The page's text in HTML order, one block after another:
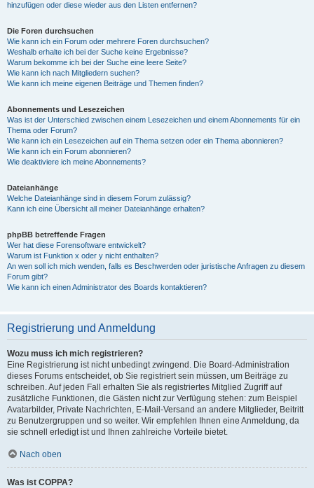
hinzufügen oder diese wieder aus den Listen entfernen?
Die Foren durchsuchen
Wie kann ich ein Forum oder mehrere Foren durchsuchen?
Weshalb erhalte ich bei der Suche keine Ergebnisse?
Warum bekomme ich bei der Suche eine leere Seite?
Wie kann ich nach Mitgliedern suchen?
Wie kann ich meine eigenen Beiträge und Themen finden?
Abonnements und Lesezeichen
Was ist der Unterschied zwischen einem Lesezeichen und einem Abonnements für ein
Thema oder Forum?
Wie kann ich ein Lesezeichen auf ein Thema setzen oder ein Thema abonnieren?
Wie kann ich ein Forum abonnieren?
Wie deaktiviere ich meine Abonnements?
Dateianhänge
Welche Dateianhänge sind in diesem Forum zulässig?
Kann ich eine Übersicht all meiner Dateianhänge erhalten?
phpBB betreffende Fragen
Wer hat diese Forensoftware entwickelt?
Warum ist Funktion x oder y nicht enthalten?
An wen soll ich mich wenden, falls es Beschwerden oder juristische Anfragen zu diesem
Forum gibt?
Wie kann ich einen Administrator des Boards kontaktieren?
Registrierung und Anmeldung
Wozu muss ich mich registrieren?
Eine Registrierung ist nicht unbedingt zwingend. Die Board-Administration
dieses Forums entscheidet, ob Sie registriert sein müssen, um Beiträge zu
schreiben. Auf jeden Fall erhalten Sie als registriertes Mitglied Zugriff auf
zusätzliche Funktionen, die Gästen nicht zur Verfügung stehen: zum Beispiel
Avatarbilder, Private Nachrichten, E-Mail-Versand an andere Mitglieder, Beitritt
zu Benutzergruppen und so weiter. Wir empfehlen Ihnen eine Anmeldung, da
sie schnell erledigt ist und Ihnen zahlreiche Vorteile bietet.
Nach oben
Was ist COPPA?